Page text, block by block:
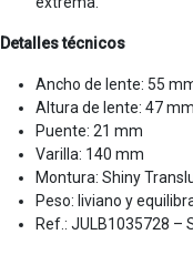
Detalles técnicos
Ancho de lente: 55
Altura de lente: 47 mm
Puente: 21 mm
Varilla: 140 mm
Montura: Shiny
Peso: liviano y
Ref.: JULB1035728 –